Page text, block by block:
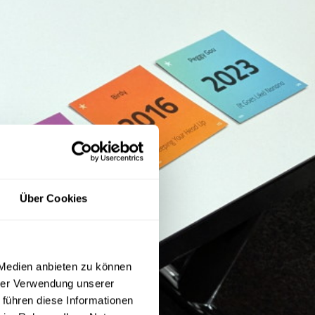
Über Cookies
anbieten zu können
Verwendung unserer
diese Informationen